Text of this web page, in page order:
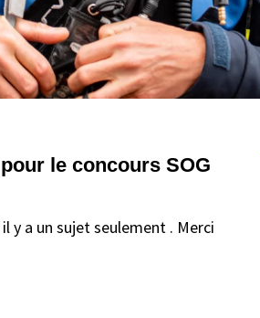
le concours SOG
y a un sujet seulement . Merci